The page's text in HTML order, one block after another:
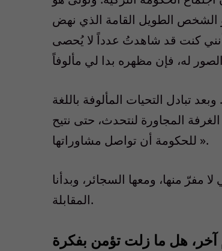
الطويل القامة الذي نهض
كنت قد شاهدتُ عدداً لا يُحصى
تبادل التحيات المألوفة باللغة
المجاورة لنتحدث، حتى نتيح
للحكومة أن تواصل مشاوراتها ».
مفرّ منها، ومعها السجائر، وبدأنا
المقابلة.
آخر، هل ما زلت تؤمن بفكرة